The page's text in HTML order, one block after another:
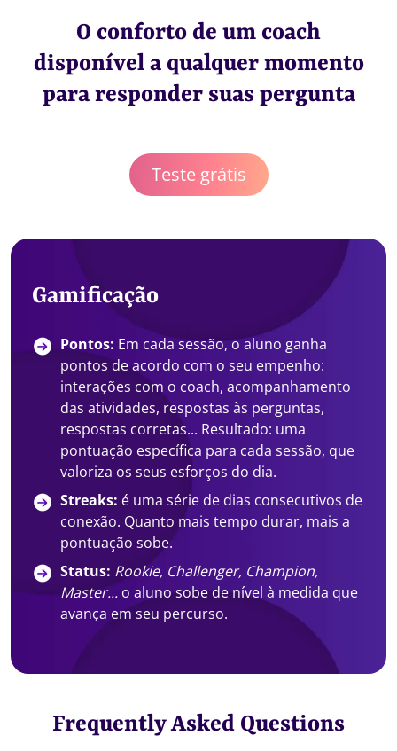
O conforto de um coach
disponível a qualquer momento
para responder suas pergunta
Teste grátis
Gamificação
Pontos: Em cada sessão, o aluno ganha
pontos de acordo com o seu empenho:
interações com o coach, acompanhamento
das atividades, respostas às perguntas,
respostas corretas... Resultado: uma
pontuação específica para cada sessão, que
valoriza os seus esforços do dia.
Streaks: é uma série de dias consecutivos de
conexão. Quanto mais tempo durar, mais a
pontuação sobe.
Status: Rookie, Challenger, Champion,
Master... o aluno sobe de nível à medida que
avança em seu percurso.
Frequently Asked Questions